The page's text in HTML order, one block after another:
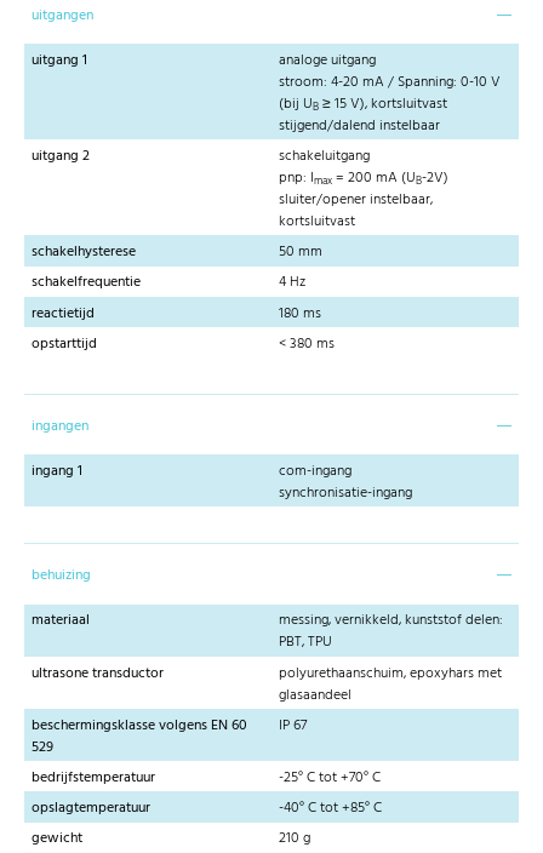
uitgangen
uitgang 1
analoge uitgang
stroom: 4-20 mA / Spanning: 0-10 V
(bij UB ≥ 15 V), kortsluitvast
stijgend/dalend instelbaar
uitgang 2
schakeluitgang
pnp: Imax = 200 mA (UB-2V)
sluiter/opener instelbaar,
kortsluitvast
schakelhysterese
50 mm
schakelfrequentie
4 Hz
reactietijd
180 ms
opstarttijd
< 380 ms
ingangen
ingang 1
com-ingang
synchronisatie-ingang
behuizing
materiaal
messing, vernikkeld, kunststof delen:
PBT, TPU
ultrasone transductor
polyurethaanschuim, epoxyhars met
glasaandeel
beschermingsklasse volgens EN 60
529
IP 67
bedrijfstemperatuur
-25° C tot +70° C
opslagtemperatuur
-40° C tot +85° C
gewicht
210 g